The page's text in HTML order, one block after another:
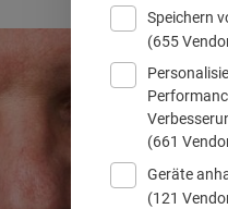
Speichern
(655
(661
Geräte
(121